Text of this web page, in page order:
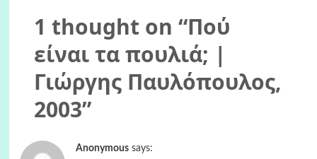
1 thought on “Πού
είναι τα πουλιά; |
Γιώργης Παυλόπουλος,
2003”
Anonymous says: